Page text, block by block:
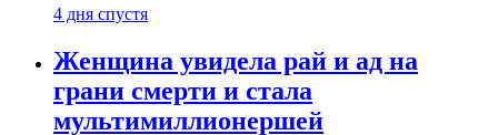
4 дня спустя
Женщина увидела рай и ад на
грани смерти и стала
мультимиллионершей